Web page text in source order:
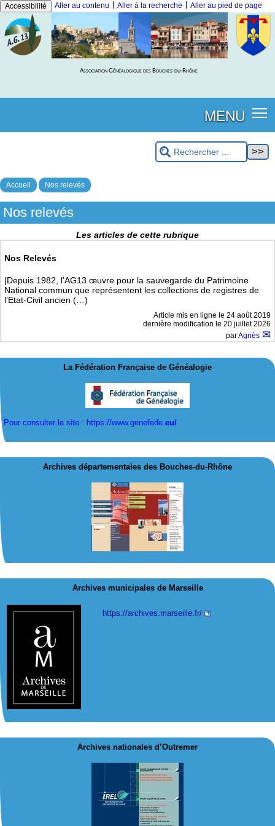
Accessibilité Aller au contenu Aller à la recherche Aller au pied de page
Association Généalogique des Bouches-du-Rhône
MENU
Accueil Nos relevés
Nos relevés
Les articles de cette rubrique
Nos Relevés
|Depuis 1982, l’AG13 œuvre pour la sauvegarde du Patrimoine
National commun que représentent les collections de registres de
l’Etat-Civil ancien (…)
Article mis en ligne le 24 août 2019
dernière modification le 20 juillet 2026
parAgnès
La Fédération Française de Généalogie
Pour consulter le site : https://www.genefede. eu/
Archives départementales des Bouches-du-Rhône
Archives municipales de Marseille
https://archives.marseille.fr/
Archives nationales d’Outremer